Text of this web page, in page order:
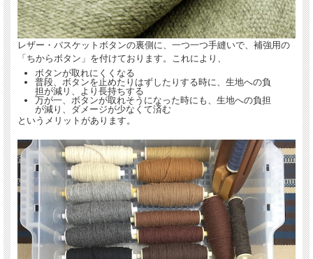
レザー・バスケットボタンの裏側に、一つ一つ手縫いで、補強用の
「ちからボタン」を付けております。これにより、
ボタンが取れにくくなる
普段、ボタンを止めたりはずしたりする時に、生地への負
担が減リ、より長持ちする
万が一、ボタンが取れそうになった時にも、生地への負担
が減り、ダメージが少なくて済む
というメリットがあります。